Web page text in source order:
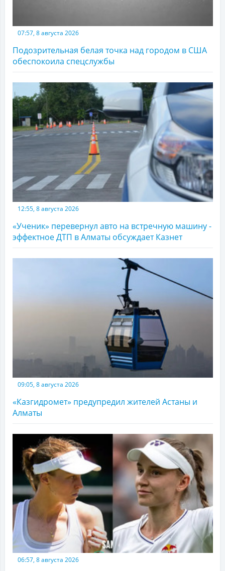
07:57, 8 августа 2026
Подозрительная белая точка над городом в США
обеспокоила спецслужбы
12:55, 8 августа 2026
«Ученик» перевернул авто на встречную машину -
эффектное ДТП в Алматы обсуждает Казнет
09:05, 8 августа 2026
«Казгидромет» предупредил жителей Астаны и
Алматы
06:57, 8 августа 2026